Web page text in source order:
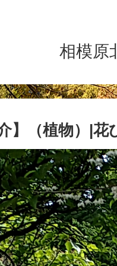
相模原
】（植物）|